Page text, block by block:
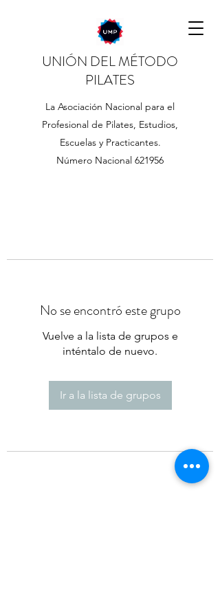
UNIÓN DEL MÉTODO
PILATES
La Asociación Nacional para el
Profesional de Pilates, Estudios,
Escuelas y Practicantes.
Número Nacional 621956
No se encontró este grupo
Vuelve a la lista de grupos e
inténtalo de nuevo.
Ir a la lista de grupos